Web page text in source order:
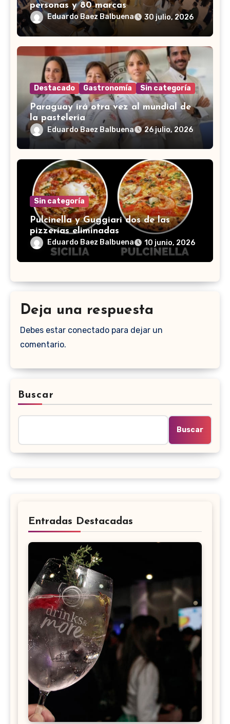
personas y 80 marcas
Eduardo Baez Balbuena 30 julio, 2026
Destacado Gastronomía Sin categoría
Paraguay irá otra vez al mundial de
la pastelería
Eduardo Baez Balbuena 26 julio, 2026
Sin categoría
Pulcinella y Guggiari dos de las
pizzerías eliminadas
Eduardo Baez Balbuena 10 junio, 2026
Deja una respuesta
Debes estar conectado para dejar un
comentario.
Buscar
Buscar
Entradas Destacadas